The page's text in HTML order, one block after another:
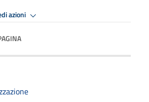
azioni